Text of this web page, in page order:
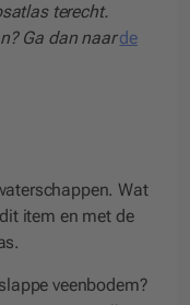
terecht.
Ga dan naarde
Wat
item en met de
veenbodem?